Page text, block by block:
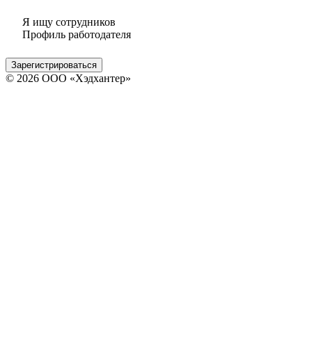
Я ищу сотрудников
Профиль работодателя
Зарегистрироваться
© 2026 ООО «Хэдхантер»